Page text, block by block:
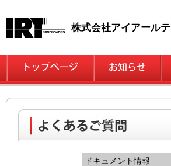
株式会社アイアール
ドキュメント情報